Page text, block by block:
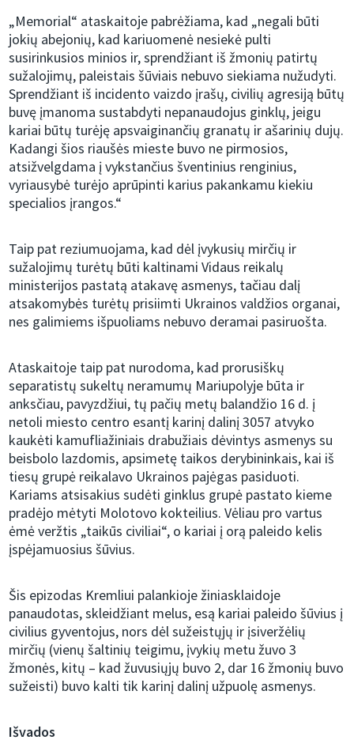
„Memorial“ ataskaitoje pabrėžiama, kad „negali būti
jokių abejonių, kad kariuomenė nesiekė pulti
susirinkusios minios ir, sprendžiant iš žmonių patirtų
sužalojimų, paleistais šūviais nebuvo siekiama nužudyti.
Sprendžiant iš incidento vaizdo įrašų, civilių agresiją būtų
buvę įmanoma sustabdyti nepanaudojus ginklų, jeigu
kariai būtų turėję apsvaiginančių granatų ir ašarinių dujų.
Kadangi šios riaušės mieste buvo ne pirmosios,
atsižvelgdama į vykstančius šventinius renginius,
vyriausybė turėjo aprūpinti karius pakankamu kiekiu
specialios įrangos.“
Taip pat reziumuojama, kad dėl įvykusių mirčių ir
sužalojimų turėtų būti kaltinami Vidaus reikalų
ministerijos pastatą atakavę asmenys, tačiau dalį
atsakomybės turėtų prisiimti Ukrainos valdžios organai,
nes galimiems išpuoliams nebuvo deramai pasiruošta.
Ataskaitoje taip pat nurodoma, kad prorusiškų
separatistų sukeltų neramumų Mariupolyje būta ir
anksčiau, pavyzdžiui, tų pačių metų balandžio 16 d. į
netoli miesto centro esantį karinį dalinį 3057 atvyko
kaukėti kamufliažiniais drabužiais dėvintys asmenys su
beisbolo lazdomis, apsimetę taikos derybininkais, kai iš
tiesų grupė reikalavo Ukrainos pajėgas pasiduoti.
Kariams atsisakius sudėti ginklus grupė pastato kieme
pradėjo mėtyti Molotovo kokteilius. Vėliau pro vartus
ėmė veržtis „taikūs civiliai“, o kariai į orą paleido kelis
įspėjamuosius šūvius.
Šis epizodas Kremliui palankioje žiniasklaidoje
panaudotas, skleidžiant melus, esą kariai paleido šūvius į
civilius gyventojus, nors dėl sužeistųjų ir įsiveržėlių
mirčių (vienų šaltinių teigimu, įvykių metu žuvo 3
žmonės, kitų – kad žuvusiųjų buvo 2, dar 16 žmonių buvo
sužeisti) buvo kalti tik karinį dalinį užpuolę asmenys.
Išvados